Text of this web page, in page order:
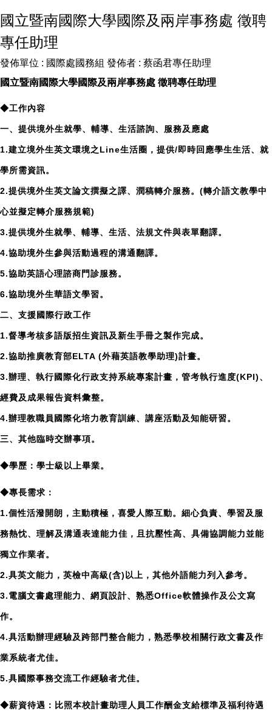
國立暨南國際大學國際及兩岸事務處 徵聘
專任助理
發佈單位 : 國際處國務組 發佈者 : 蔡函君專任助理
國立暨南國際大學國際及兩岸事務處 徵聘專任助理
◆工作內容
一、提供境外生就學、輔導、生活諮詢、服務及應處
1.建立境外生英文環境之Line生活圈，提供/即時回應學生生活、就
學所需資訊。
2.提供境外生英文論文撰擬之譯、潤稿轉介服務。(轉介語文教學中
心並擬定轉介服務規範)
3.提供境外生就學、輔導、生活、法規文件與表單翻譯。
4.協助境外生參與活動過程的溝通翻譯。
5.協助英語心理諮商門診服務。
6.協助境外生華語文學習。
二、支援國際行政工作
1.督導考核多語版招生資訊及新生手冊之製作完成。
2.協助推廣教育部ELTA (外藉英語教學助理)計畫。
3.辦理、執行國際化行政支持系統專案計畫，管考執行進度(KPI)、
經費及成果報告資料彙整。
4.辦理教職員國際化培力教育訓練、講座活動及知能研習。
三、其他臨時交辦事項。
◆學歷：學士級以上畢業。
◆專長需求：
1.個性活潑開朗，主動積極，喜愛人際互動。細心負責、學習及服
務熱忱、理解及溝通表達能力佳，且抗壓性高、具備協調能力並能
獨立作業者。
2.具英文能力，英檢中高級(含)以上，其他外語能力列入參考。
3.電腦文書處理能力、網頁設計、熟悉Office軟體操作及公文寫
作。
4.具活動辦理經驗及跨部門整合能力，熟悉學校相關行政文書及作
業系統者尤佳。
5.具國際事務交流工作經驗者尤佳。
◆薪資待遇：比照本校計畫助理人員工作酬金支給標準及福利待遇